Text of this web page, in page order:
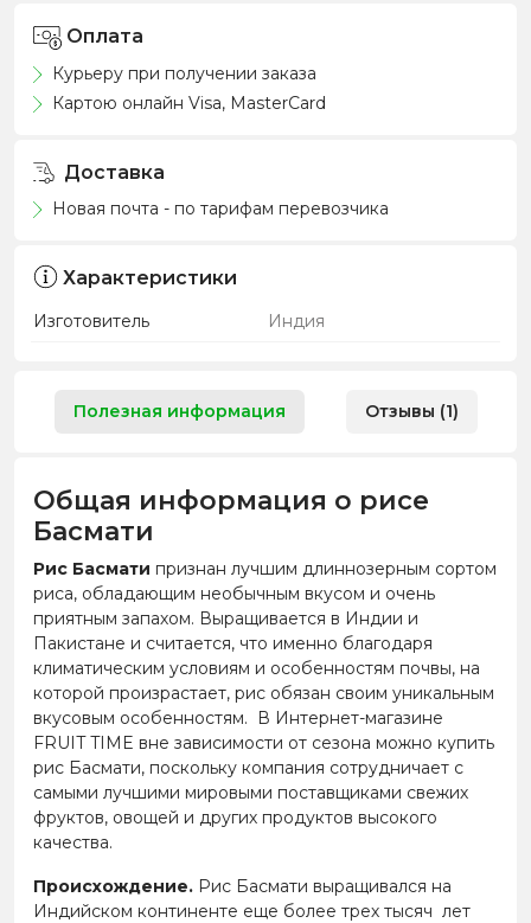
Оплата
Курьеру при получении заказа
Картою онлайн Visa, MasterCard
Доставка
Новая почта - по тарифам перевозчика
Характеристики
Изготовитель Индия
Полезная информация Отзывы (1)
Общая информация о рисе
Басмати
Рис Басмати признан лучшим длиннозерным сортом
риса, обладающим необычным вкусом и очень
приятным запахом. Выращивается в Индии и
Пакистане и считается, что именно благодаря
климатическим условиям и особенностям почвы, на
которой произрастает, рис обязан своим уникальным
вкусовым особенностям. В Интернет-магазине
FRUIT TIME вне зависимости от сезона можно купить
рис Басмати, поскольку компания сотрудничает с
самыми лучшими мировыми поставщиками свежих
фруктов, овощей и других продуктов высокого
качества.
Происхождение. Рис Басмати выращивался на
Индийском континенте еще более трех тысяч лет